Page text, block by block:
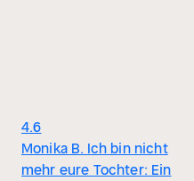
4.6
Monika B. Ich bin nicht
mehr eure Tochter: Ein